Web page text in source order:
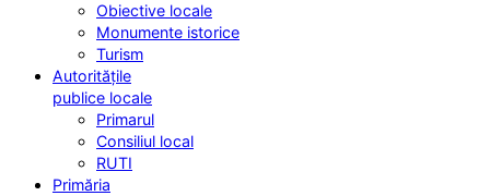
Obiective locale
Monumente istorice
Turism
Autoritățile
publice locale
Primarul
Consiliul local
RUTI
Primăria